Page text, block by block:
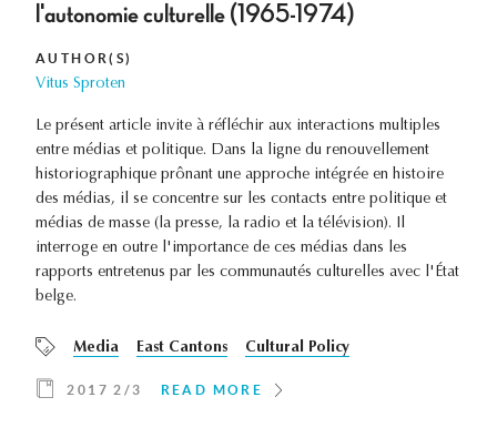
l'autonomie culturelle (1965-1974)
AUTHOR(S)
Vitus Sproten
Le présent article invite à réfléchir aux interactions multiples
entre médias et politique. Dans la ligne du renouvellement
historiographique prônant une approche intégrée en histoire
des médias, il se concentre sur les contacts entre politique et
médias de masse (la presse, la radio et la télévision). Il
interroge en outre l'importance de ces médias dans les
rapports entretenus par les communautés culturelles avec l'État
belge.
Media East Cantons Cultural Policy
2017 2/3 READ MORE